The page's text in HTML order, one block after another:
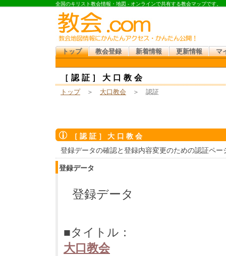
全国のキリスト教会情報・地図 - オンラインで共有する教会マップです。
トップ 教会登録 新着情報 更新情報 マ
［認証］大口教会
トップ ＞ 大口教会 ＞ 認証
［認証］大口教会
登録データの確認と登録内容変更のための認証ペー
登録データ
登録データ
■タイトル：
大口教会